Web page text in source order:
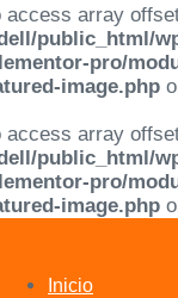
access array
public_html/
pro/
image.php
access array
public_html/
pro/
image.php
Inicio